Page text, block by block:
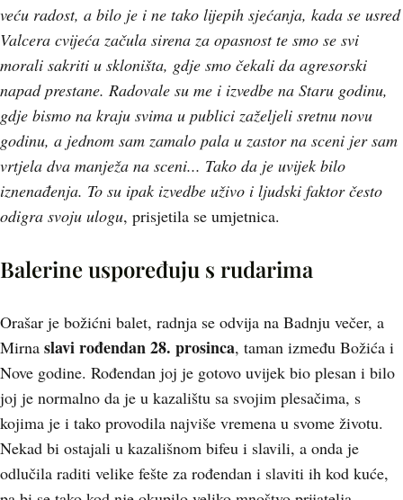
veću radost, a bilo je i ne tako lijepih sjećanja, kada se usred
Valcera cvijeća začula sirena za opasnost te smo se svi
morali sakriti u skloništa, gdje smo čekali da agresorski
napad prestane. Radovale su me i izvedbe na Staru godinu,
gdje bismo na kraju svima u publici zaželjeli sretnu novu
godinu, a jednom sam zamalo pala u zastor na sceni jer sam
vrtjela dva manježa na sceni... Tako da je uvijek bilo
iznenađenja. To su ipak izvedbe uživo i ljudski faktor često
odigra svoju ulogu, prisjetila se umjetnica.
Balerine uspoređuju s rudarima
Orašar je božićni balet, radnja se odvija na Badnju večer, a
Mirna slavi rođendan 28. prosinca, taman između Božića i
Nove godine. Rođendan joj je gotovo uvijek bio plesan i bilo
joj je normalno da je u kazalištu sa svojim plesačima, s
kojima je i tako provodila najviše vremena u svome životu.
Nekad bi ostajali u kazališnom bifeu i slavili, a onda je
odlučila raditi velike fešte za rođendan i slaviti ih kod kuće,